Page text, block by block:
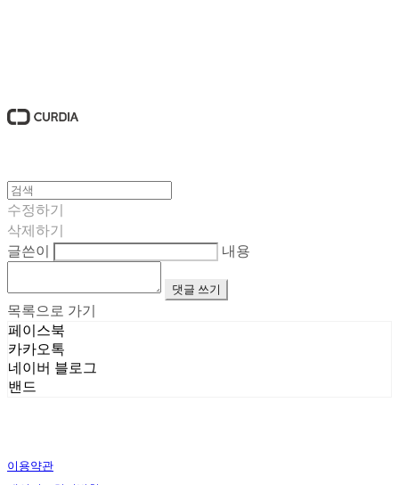
수정하기
삭제하기
글쓴이
내용
댓글 쓰기
목록으로 가기
페이스북
카카오톡
네이버 블로그
밴드
이용약관